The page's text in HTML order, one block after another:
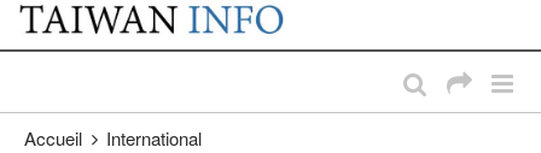
Passer au contenu principal
:::
Accueil International